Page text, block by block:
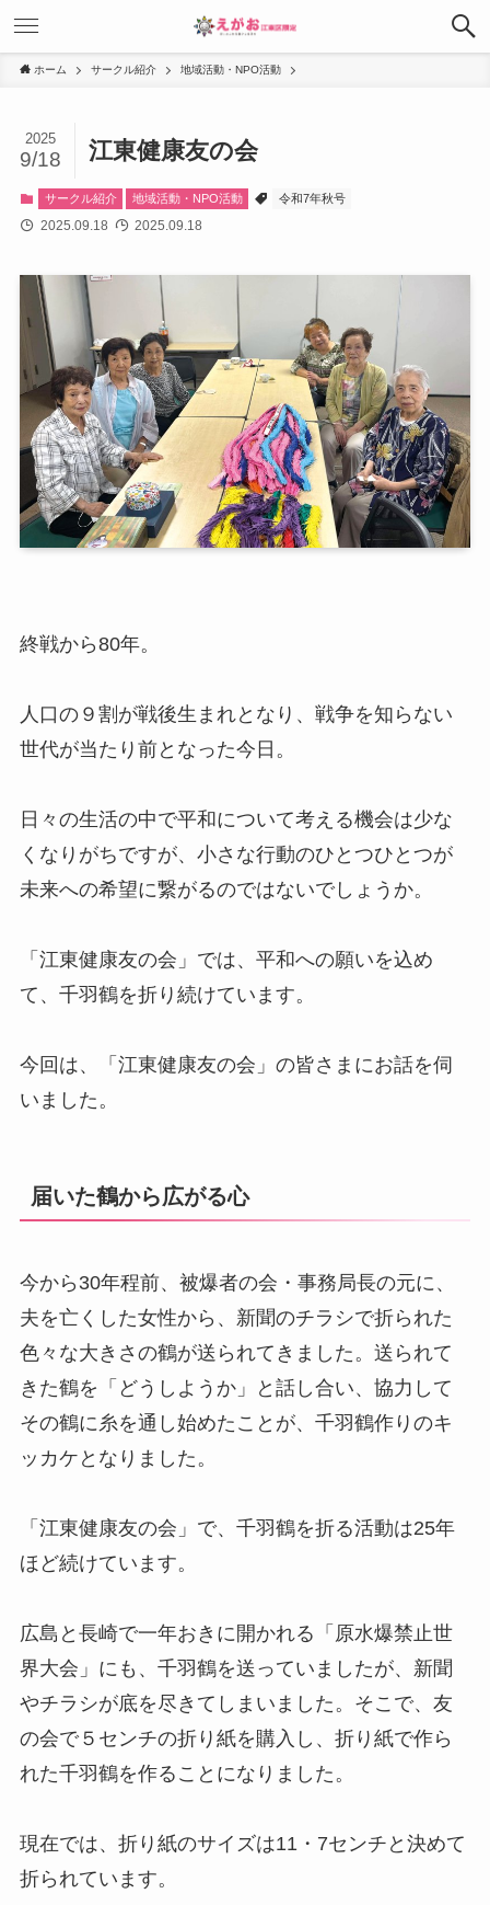
ホーム サークル紹介 地域活動・NPO活動
江東健康友の会
2025
9/18
サークル紹介 地域活動・NPO活動 令和7年秋号
2025.09.18 2025.09.18
終戦から80年。
人口の９割が戦後生まれとなり、戦争を知らない
世代が当たり前となった今日。
日々の生活の中で平和について考える機会は少な
くなりがちですが、小さな行動のひとつひとつが
未来への希望に繋がるのではないでしょうか。
「江東健康友の会」では、平和への願いを込め
て、千羽鶴を折り続けています。
今回は、「江東健康友の会」の皆さまにお話を伺
いました。
届いた鶴から広がる心
今から30年程前、被爆者の会・事務局長の元に、
夫を亡くした女性から、新聞のチラシで折られた
色々な大きさの鶴が送られてきました。送られて
きた鶴を「どうしようか」と話し合い、協力して
その鶴に糸を通し始めたことが、千羽鶴作りのキ
ッカケとなりました。
「江東健康友の会」で、千羽鶴を折る活動は25年
ほど続けています。
広島と長崎で一年おきに開かれる「原水爆禁止世
界大会」にも、千羽鶴を送っていましたが、新聞
やチラシが底を尽きてしまいました。そこで、友
の会で５センチの折り紙を購入し、折り紙で作ら
れた千羽鶴を作ることになりました。
現在では、折り紙のサイズは11・7センチと決めて
折られています。